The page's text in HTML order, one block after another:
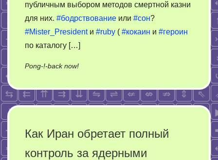
публичным выбором методов смертной казни
для них. #бодрствование или #сон?
#Mister_Presidentи #ruby ( #кокаин и #героин
по каталогу […]
Pong-!-back now!on
DEA
новости
бодрствование
или
Как Иран обретает полный
контроль за ядерными